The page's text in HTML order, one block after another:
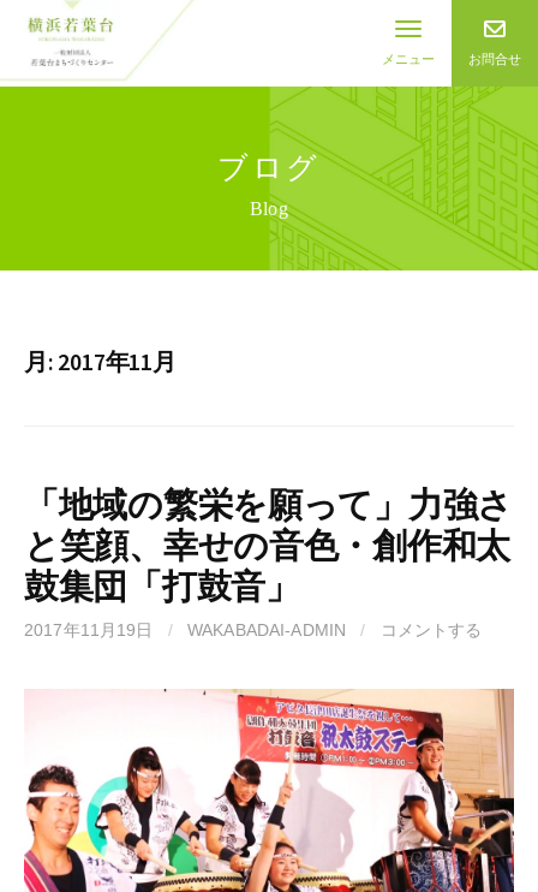
メニュー お問合せ
ブログ
Blog
月: 2017年11月
「地域の繁栄を願って」力強さ
と笑顔、幸せの音色・創作和太
鼓集団「打鼓音」
2017年11月19日 / WAKABADAI-ADMIN / コメントする